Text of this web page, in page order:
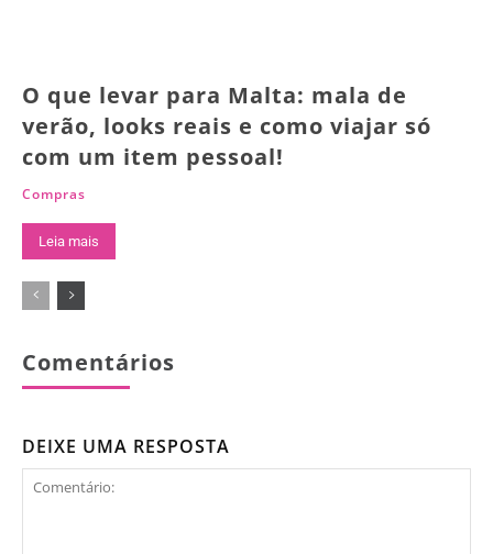
O que levar para Malta: mala de
verão, looks reais e como viajar só
com um item pessoal!
Compras
Leia mais
Comentários
DEIXE UMA RESPOSTA